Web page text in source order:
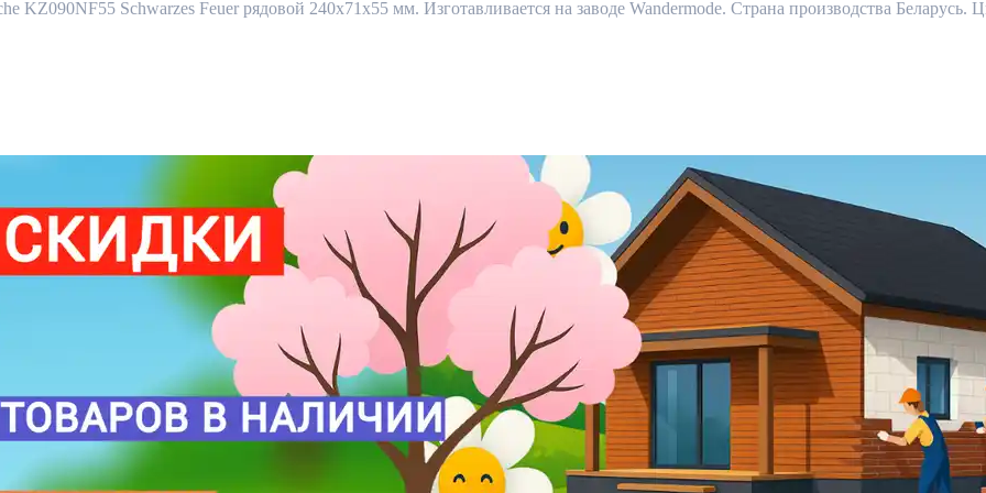
KZ090NF55 Schwarzes Feuer рядовой 240x71x55 мм. Изготавливается на заводе Wandermode. Страна производства Беларусь.